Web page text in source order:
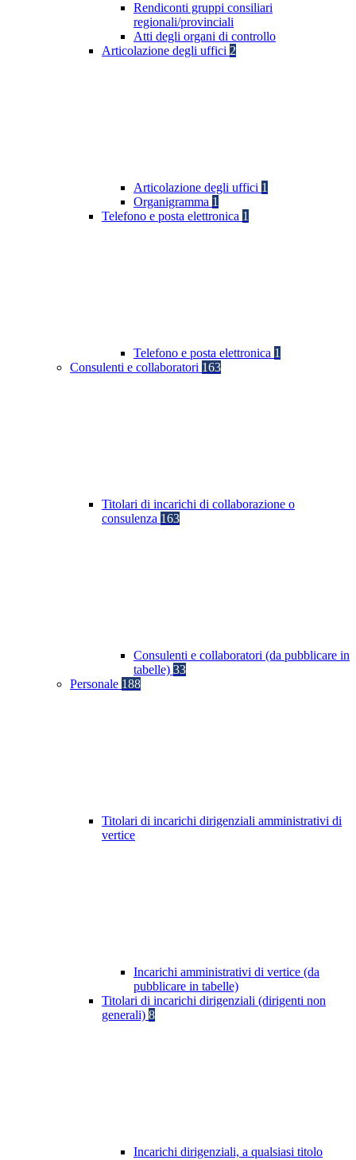
Rendiconti gruppi consiliari
regionali/provinciali
Atti degli organi di controllo
Articolazione degli uffici 2
Articolazione degli uffici 1
Organigramma 1
Telefono e posta elettronica 1
Telefono e posta elettronica 1
Consulenti e collaboratori 163
Titolari di incarichi di collaborazione o
consulenza 163
Consulenti e collaboratori (da pubblicare in
tabelle) 33
Personale 188
Titolari di incarichi dirigenziali amministrativi di
vertice
Incarichi amministrativi di vertice (da
pubblicare in tabelle)
Titolari di incarichi dirigenziali (dirigenti non
generali) 8
Incarichi dirigenziali, a qualsiasi titolo